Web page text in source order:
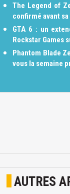
The Legend of
confirmé avant
GTA 6 : un
Rockstar Games
Phantom Blade
vous la semaine
AUTRES